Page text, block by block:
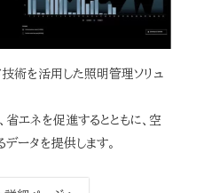
術を活用した照明管理ソリュ
省エネを促進するとともに、空
ータを提供します。